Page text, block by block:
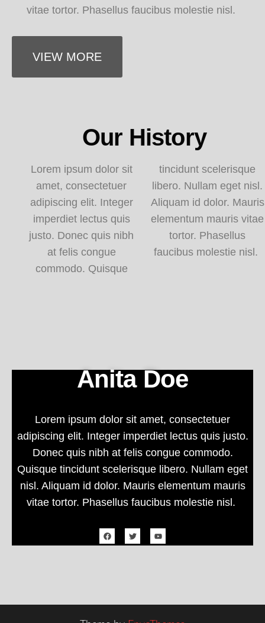
vitae tortor. Phasellus faucibus molestie nisl.
VIEW MORE
Our History
Lorem ipsum dolor sit
amet, consectetuer
adipiscing elit. Integer
imperdiet lectus quis
justo. Donec quis nibh
at felis congue
commodo. Quisque
tincidunt scelerisque
libero. Nullam eget nisl.
Aliquam id dolor. Mauris
elementum mauris vitae
tortor. Phasellus
faucibus molestie nisl.
Anita Doe
Lorem ipsum dolor sit amet, consectetuer
adipiscing elit. Integer imperdiet lectus quis justo.
Donec quis nibh at felis congue commodo.
Quisque tincidunt scelerisque libero. Nullam eget
nisl. Aliquam id dolor. Mauris elementum mauris
vitae tortor. Phasellus faucibus molestie nisl.